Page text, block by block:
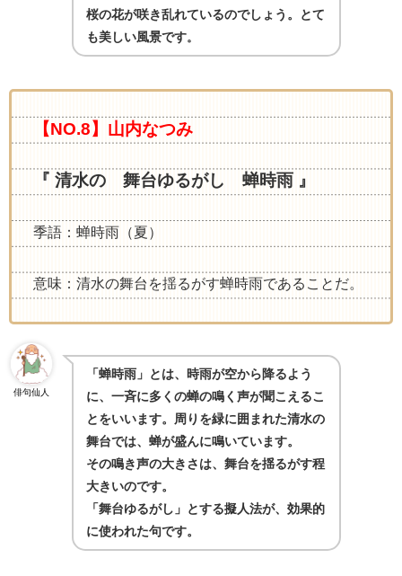
桜の花が咲き乱れているのでしょう。とて
も美しい風景です。
【NO.8】山内なつみ
『 清水の 舞台ゆるがし 蝉時雨 』
季語：蝉時雨（夏）
意味：清水の舞台を揺るがす蝉時雨であることだ。
俳句仙人
「蝉時雨」とは、時雨が空から降るよう
に、一斉に多くの蝉の鳴く声が聞こえるこ
とをいいます。周りを緑に囲まれた清水の
舞台では、蝉が盛んに鳴いています。
その鳴き声の大きさは、舞台を揺るがす程
大きいのです。
「舞台ゆるがし」とする擬人法が、効果的
に使われた句です。